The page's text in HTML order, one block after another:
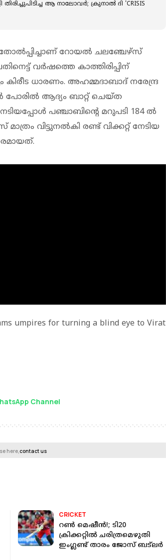
ആ നാലോവർ; ക്രുനാൽ ദി 'CRISIS
റോയല്‍ ചലഞ്ചേഴ്സ്
വര്‍ഷത്തെ കാത്തിരിപ്പിന്
ധാരണം. അഹമ്മദാബാദ് നരേന്ദ്ര
പോരില്‍ ആദ്യം ബാറ്റ് ചെയ്ത
പഞ്ചാബിന്റെ മറുപടി 184 ല്‍
വിട്ടുനല്‍കി രണ്ട് വിക്കറ്റ് നേടിയ
umpires for turning a blind eye to Virat
Channel
here,contact us
CRICKET
റൺ മെഷീൻ!; ടി20
ക്രിക്കറ്റില്‍ ചരിത്രമെഴുതി
ഇംഗ്ലണ്ട് താരം ജോസ് ബട്‌ലര്‍